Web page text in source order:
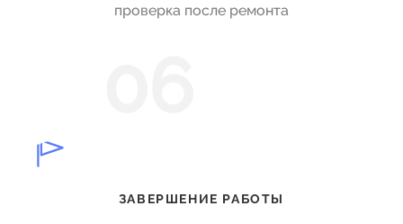
проверка после ремонта
ЗАВЕРШЕНИЕ РАБОТЫ